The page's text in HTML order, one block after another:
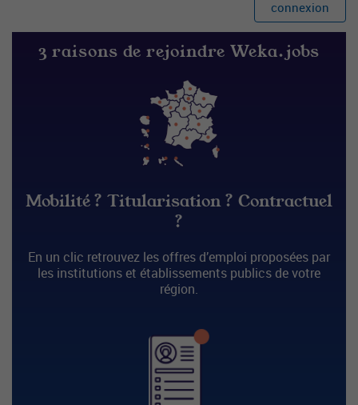
connexion
3 raisons de rejoindre Weka.jobs
Mobilité ? Titularisation ? Contractuel
?
En un clic retrouvez les offres d’emploi proposées par
les institutions et établissements publics de votre
région.